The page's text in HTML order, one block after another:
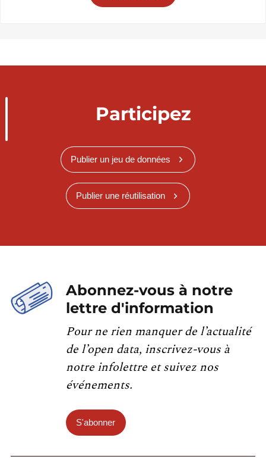
Participez
Publier un jeu de données
Publier une réutilisation
Abonnez-vous à notre
lettre d'information
Pour ne rien manquer de l’actualité
de l’open data, inscrivez-vous à
notre infolettre et suivez nos
événements.
S'abonner